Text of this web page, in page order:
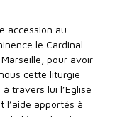
accession au
le Cardinal
pour avoir
cette liturgie
travers lui l’Eglise
l’aide apportés à